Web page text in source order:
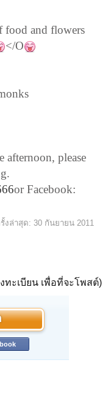
food and flowers
</O
afternoon, please
or Facebook:
งล่าสุด: 30 กันยายน 2011
ะเบียน เพื่อที่จะโพสต์)